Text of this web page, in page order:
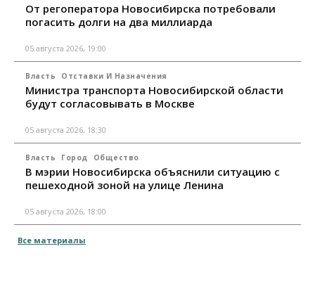
От регоператора Новосибирска потребовали
погасить долги на два миллиарда
05 августа 2026, 19:00
Власть Отставки И Назначения
Министра транспорта Новосибирской области
будут согласовывать в Москве
05 августа 2026, 18:30
Власть Город Общество
В мэрии Новосибирска объяснили ситуацию с
пешеходной зоной на улице Ленина
05 августа 2026, 18:00
Все материалы